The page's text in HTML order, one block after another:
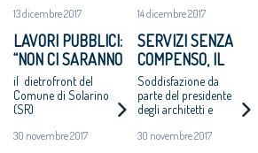
13 dicembre 2017
LAVORI PUBBLICI:
“NON CI SARANNO
ALTRI ‘CASI
CATANZARO’ - MAI
PIÙ INCARICHI DI
PROGETTAZIONE
il dietrofront del
Comune di Solarino
(SR)
30 novembre 2017
14 dicembre 2017
SERVIZI SENZA
COMPENSO, IL
COMUNE DI
SOLARINO RITIRA
I BANDI DI
PROGETTAZIONE
Soddisfazione da
parte del presidente
degli architetti e
bando di Catanzaro si
30 novembre 2017